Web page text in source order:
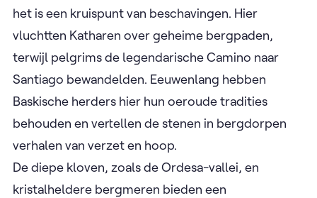
het is een kruispunt van beschavingen. Hier
vluchtten Katharen over geheime bergpaden,
terwijl pelgrims de legendarische Camino naar
Santiago bewandelden. Eeuwenlang hebben
Baskische herders hier hun oeroude tradities
behouden en vertellen de stenen in bergdorpen
verhalen van verzet en hoop.
De diepe kloven, zoals de Ordesa-vallei, en
kristalheldere bergmeren bieden een